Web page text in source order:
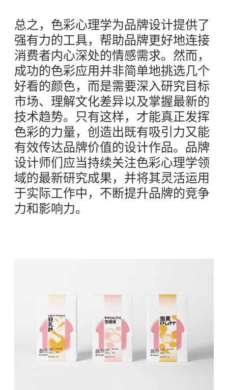
总之，色彩心理学为品牌设计提供了
强有力的工具，帮助品牌更好地连接
消费者内心深处的情感需求。然而，
成功的色彩应用并非简单地挑选几个
好看的颜色，而是需要深入研究目标
市场、理解文化差异以及掌握最新的
技术趋势。只有这样，才能真正发挥
色彩的力量，创造出既有吸引力又能
有效传达品牌价值的设计作品。品牌
设计师们应当持续关注色彩心理学领
域的最新研究成果，并将其灵活运用
于实际工作中，不断提升品牌的竞争
力和影响力。